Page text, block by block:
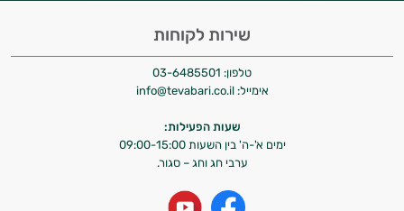
שירות לקוחות
טלפון: 03-6485501
אימייל: info@tevabari.co.il
שעות הפעילות:
ימים א'-ה' בין השעות 09:00-15:00
ערבי חג וחג – סגור.